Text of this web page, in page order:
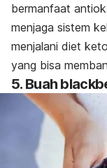
bermanfaat
menjaga sistem
menjalani diet
yang bisa
5. Buah